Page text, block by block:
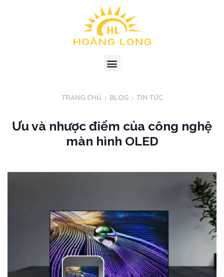
TRANG CHỦ BLOG TIN TỨC
Ưu và nhược điểm của công nghệ
màn hình OLED